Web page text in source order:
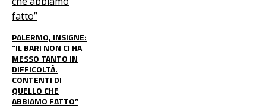
PALERMO, INSIGNE:
“IL BARI NON CI HA
MESSO TANTO IN
DIFFICOLTÀ.
CONTENTI DI
QUELLO CHE
ABBIAMO FATTO”